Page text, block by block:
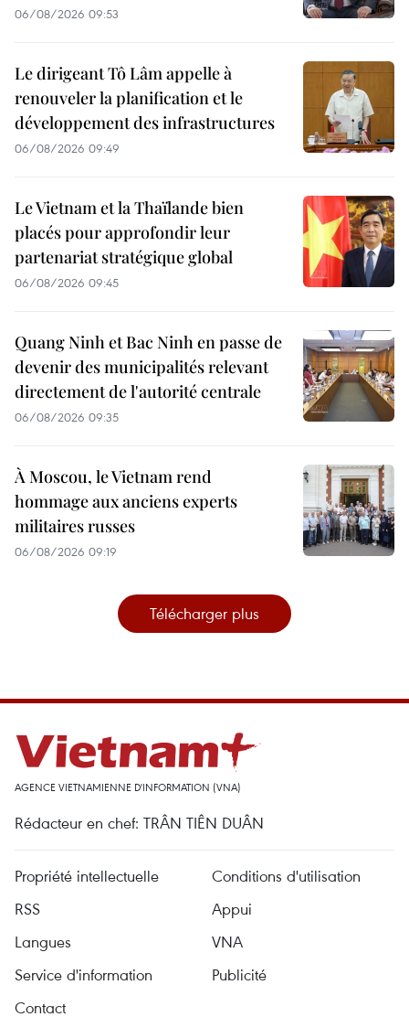
06/08/2026 09:53
Le dirigeant Tô Lâm appelle à
renouveler la planification et le
développement des infrastructures
06/08/2026 09:49
Le Vietnam et la Thaïlande bien
placés pour approfondir leur
partenariat stratégique global
06/08/2026 09:45
Quang Ninh et Bac Ninh en passe de
devenir des municipalités relevant
directement de l'autorité centrale
06/08/2026 09:35
À Moscou, le Vietnam rend
hommage aux anciens experts
militaires russes
06/08/2026 09:19
Télécharger plus
AGENCE VIETNAMIENNE D'INFORMATION (VNA)
Rédacteur en chef: TRÂN TIÊN DUÂN
Propriété intellectuelle
Conditions d'utilisation
RSS
Appui
Langues
VNA
Service d'information
Publicité
Contact